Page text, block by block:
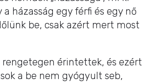
házasság egy férfi és egy nő
be, csak azért mert most
érintettek, és ezért
a be nem gyógyult seb,